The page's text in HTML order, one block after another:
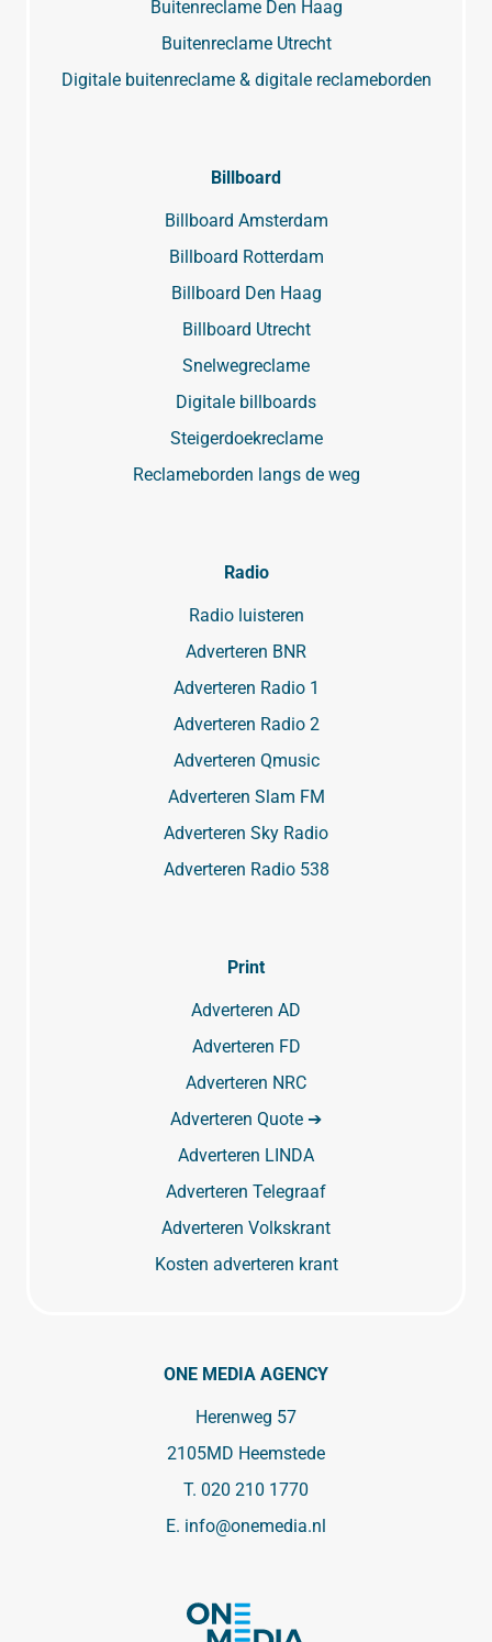
Buitenreclame Den Haag
Buitenreclame Utrecht
Digitale buitenreclame & digitale reclameborden
Billboard
Billboard Amsterdam
Billboard Rotterdam
Billboard Den Haag
Billboard Utrecht
Snelwegreclame
Digitale billboards
Steigerdoekreclame
Reclameborden langs de weg
Radio
Radio luisteren
Adverteren BNR
Adverteren Radio 1
Adverteren Radio 2
Adverteren Qmusic
Adverteren Slam FM
Adverteren Sky Radio
Adverteren Radio 538
Print
Adverteren AD
Adverteren FD
Adverteren NRC
Adverteren Quote ➔
Adverteren LINDA
Adverteren Telegraaf
Adverteren Volkskrant
Kosten adverteren krant
ONE MEDIA AGENCY
Herenweg 57
2105MD Heemstede
T. 020 210 1770
E. info@onemedia.nl